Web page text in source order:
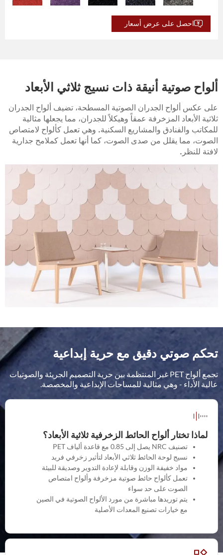
BP-16
BP-17
BP-31
BP-32
BP-33
BP-34
BP-35
BP-36
BP-37
BP-38
BP-39
BP-40
BP-47
BP-48
BP-49
BP-50
BP-51
BP-52
BP-53
BP-54
احصل على عرض أسعار
ألواح صوتية أنيقة ذات نسيج ثلاثي الأبعاد
على عكس ألواح الجدران الصوتية المسطحة، تضيف ألواح الجدران
ثلاثية الأبعاد المزخرفة عمقاً وهيكلاً للجدران، مما يجعلها مثالية
للمكاتب والفنادق والمشاريع السكنية. وهي تعمل كألواح لامتصاص
الصوت، مما يقلل من صدى الصوت، كما أنها تعمل كملامح جدارية
لافتة للنظر.
تحكم صوتي دقيق مع حرية إبداعية
تجمع ألواح PET غير المنتظمة بين حرية التصميم الجريئة والصوتيات
عالية الأداء - وهي مثالية للمساحات الإبداعية والمخصصة.
لماذا تختار ألواح الحائط الزخرفية ثلاثية الأبعاد؟
تصنيف NRC يصل إلى 0.85 مع قاعدة ألياف PET
نسيج لوحة الحائط ثلاثي الأبعاد لتأثير زخرفي فريد
مواد خفيفة الوزن وقابلة لإعادة التدوير وصديقة للبيئة
تعمل كألواح حائط صوتية مزخرفة وألواح امتصاص
الصوت على حد سواء
يتم توريدها مباشرة من مورد الألواح الصوتية في الصين
مع خيارات تصنيع المعدات الأصلية